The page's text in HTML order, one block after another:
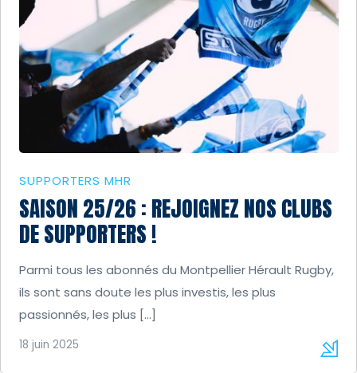
SUPPORTERS MHR
SAISON 25/26 : REJOIGNEZ NOS CLUBS
DE SUPPORTERS !
Parmi tous les abonnés du Montpellier Hérault Rugby,
ils sont sans doute les plus investis, les plus
passionnés, les plus […]
18 juin 2025